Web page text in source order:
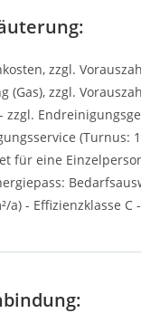
zzgl.
(Gas), zzgl.
zzgl.
(Turnus:
für eine
a) - Effizienzklasse C